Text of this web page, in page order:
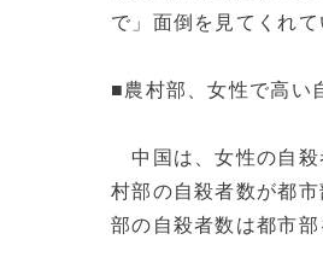
で」面倒を見てくれ
■農村部、女性で高い
中国は、女性の自殺
村部の自殺者数が都
部の自殺者数は都市部